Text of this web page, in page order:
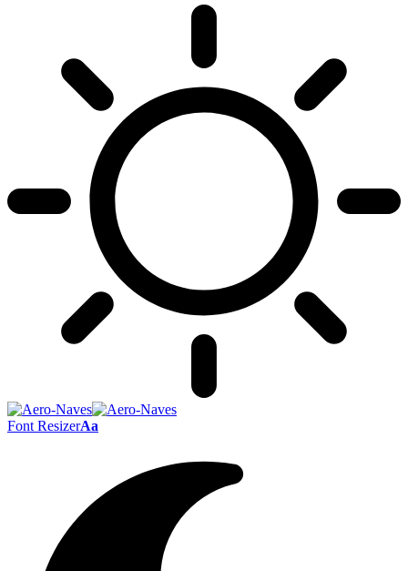
Font ResizerAa